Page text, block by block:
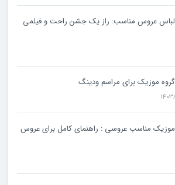
لباس عروس مناسب: راز یک جشن راحت و فیلمی
موزیک برای مراسم ودینگ
موزیک مناسب عروسی : راهنمای کامل برای عروس